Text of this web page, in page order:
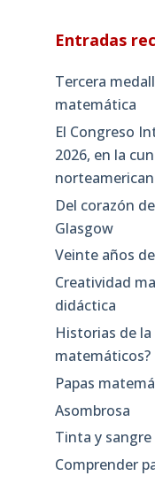
Entradas
Tercera
matemática
El Congreso
2026, en la
Del corazón
Glasgow
Veinte años
Creatividad
didáctica
Historias de
matemáticos?
Papas
Asombrosa
Tinta y sangre
Comprender